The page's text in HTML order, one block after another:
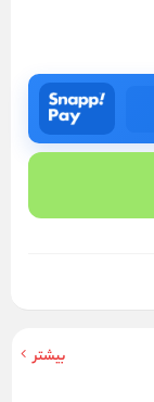
بیشتر